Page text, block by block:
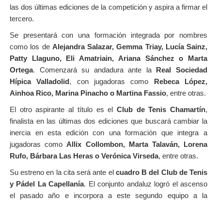
las dos últimas ediciones de la competición y aspira a firmar el
tercero.
Se presentará con una formación integrada por nombres
como los de Alejandra Salazar, Gemma Triay, Lucía Sainz,
Patty Llaguno, Eli Amatriain, Ariana Sánchez o Marta
Ortega. Comenzará su andadura ante la Real Sociedad
Hípica Valladolid, con jugadoras como Rebeca López,
Ainhoa Rico, Marina Pinacho o Martina Fassio, entre otras.
El otro aspirante al título es el Club de Tenis Chamartín,
finalista en las últimas dos ediciones que buscará cambiar la
inercia en esta edición con una formación que integra a
jugadoras comoAllix Collombon, Marta Talaván, Lorena
Rufo, Bárbara Las Heras o Verónica Virseda, entre otras.
Su estreno en la cita será ante el cuadro B del Club de Tenis
y Pádel La Capellanía. El conjunto andaluz logró el ascenso
el pasado año e incorpora a este segundo equipo a la